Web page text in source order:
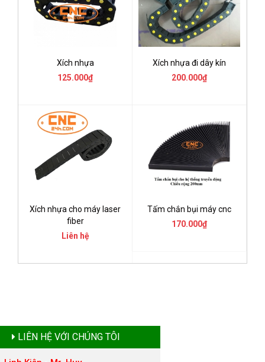
Xích nhựa
125.000₫
Xích nhựa đi dây kín
200.000₫
Xích nhựa cho máy laser
fiber
Liên hệ
Tấm chắn bụi máy cnc
170.000₫
LIÊN HỆ VỚI CHÚNG TÔI